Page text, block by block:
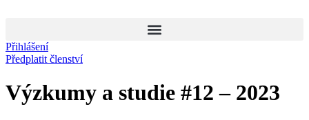
Přihlášení
Předplatit členství
Výzkumy a studie #12 – 2023